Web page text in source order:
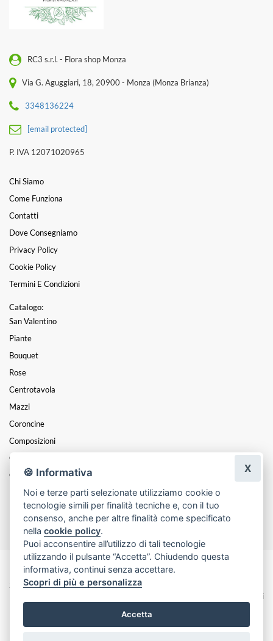
RC3 s.r.l. - Flora shop Monza
Via G. Aguggiari, 18, 20900 - Monza (Monza Brianza)
3348136224
[email protected]
P. IVA 12071020965
Chi Siamo
Come Funziona
Contatti
Dove Consegniamo
Privacy Policy
Cookie Policy
Termini E Condizioni
Catalogo:
San Valentino
Piante
Bouquet
Rose
Centrotavola
Mazzi
Coroncine
Composizioni
Cesti
Cuori
Funebre
Festa Della Mamma
Made with byInfoser.it- Realizzazione Siti ecommerce per Fioristi
2026
Termini e Condizioni
🍪 Informativa
Noi e terze parti selezionate utilizziamo cookie o
tecnologie simili per finalità tecniche e, con il tuo
consenso, anche per altre finalità come specificato
nellacookie policy.
Puoi acconsentire all’utilizzo di tali tecnologie
utilizzando il pulsante “Accetta”. Chiudendo questa
informativa, continui senza accettare.
Scopri di più e personalizza
Accetta
X